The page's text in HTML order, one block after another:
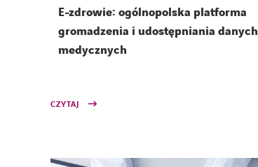
E-zdrowie: ogólnopolska platforma
gromadzenia i udostępniania danych
medycznych
CZYTAJ